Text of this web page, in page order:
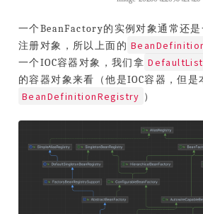
一个BeanFactory的实例对象通常还是
注册对象，所以上面的
一个IOC容器对象，我们拿
的容器对象来看（他是IOC容器，但是
BeanDefinitionRegistry ）